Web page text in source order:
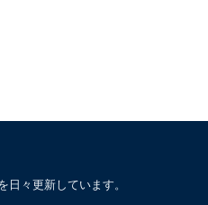
々更新しています。